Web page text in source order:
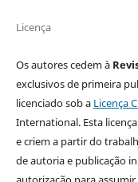
Licença
Os autores cedem à
exclusivos de primeira
licenciado sob a Licença
International. Esta
e criem a partir do
de autoria e publicação